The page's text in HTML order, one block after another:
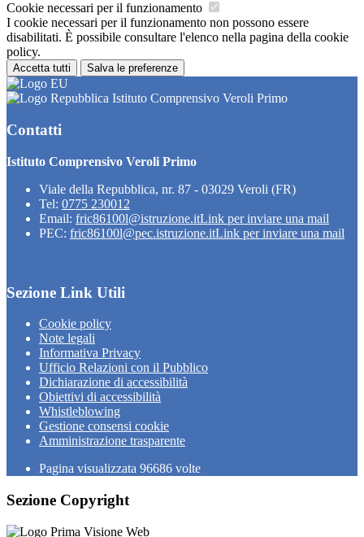
Cookie necessari per il funzionamento
I cookie necessari per il funzionamento non possono essere
disabilitati. È possibile consultare l'elenco nella pagina della cookie
policy.
Accetta tutti Salva le preferenze
Istituto Comprensivo Veroli Primo
Contatti
Istituto Comprensivo Veroli Primo
Viale della Repubblica, nr. 87 - 03029 Veroli (FR)
Tel: 0775 230012
Email: fric86100l@istruzione.itLink per inviare una mail
PEC: fric86100l@pec.istruzione.itLink per inviare una mail
Sezione Link Utili
Cookie policy
Note legali
Informativa Privacy
Ufficio Relazioni con il Pubblico
Dichiarazione di accessibilità
Obiettivi di accessibilità
Whistleblowing
Gestione consensi cookie
Amministrazione trasparente
Pagina visualizzata 96686 volte
Sezione Copyright